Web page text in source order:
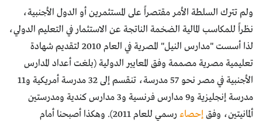
ولم تترك السلطة الأمر مقتصراً على المستثمرين أو الدول الأجنبية،
نظراً للمكاسب المالية الضخمة الناتجة عن الاستثمار في التعليم الدولي،
لذا أسست "مدارس النيل" المصرية في العام 2010 لتقديم شهادة
تعليمية مصرية مصممة وفق المعايير الدولية (بلغت أعداد المدارس
الأجنبية في مصر نحو 57 مدرسة، تنقسم إلى 32 مدرسة أمريكية و11
مدرسة إنجليزية و9 مدارس فرنسية و3 مدارس كندية ومدرستين
ألمانيتين، وفقإحصاء
رسمي للعام 2011). وهكذا أصبحنا أمام